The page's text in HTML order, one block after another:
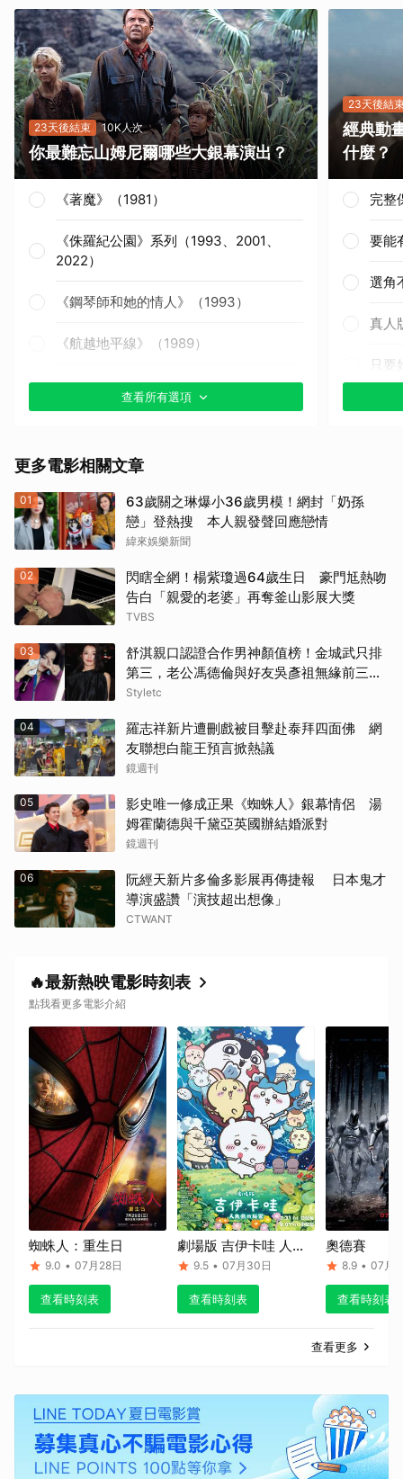
23天後結束 10K人次
你最難忘山姆尼爾哪些大銀幕演出？
《著魔》（1981）
《侏羅紀公園》系列（1993、2001、
2022）
《鋼琴師和她的情人》（1993）
《航越地平線》（1989）
《獵殺紅色十月》（1990）
《撕裂地平線》（1997）
《變人》（1999）
《鋼鐵墳墓》（2013）
《震盪效應》(2015)
《網住愛情》（2004）
其他（歡迎貼文分享）
查看所有選項
23天後結
經典動
什麼？
完整
要能
選角
真人
只要
更多電影相關文章
01
63歲關之琳爆小36歲男模！網封「奶孫
戀」登熱搜 本人親發聲回應戀情
緯來娛樂新聞
02
閃瞎全網！楊紫瓊過64歲生日 豪門尪熱吻
告白「親愛的老婆」再奪釜山影展大獎
TVBS
03
舒淇親口認證合作男神顏值榜！金城武只排
第三，老公馮德倫與好友吳彥祖無緣前三笑
翻網友
Styletc
04
羅志祥新片遭刪戲被目擊赴泰拜四面佛 網
友聯想白龍王預言掀熱議
鏡週刊
05
影史唯一修成正果《蜘蛛人》銀幕情侶 湯
姆霍蘭德與千黛亞英國辦結婚派對
鏡週刊
06
阮經天新片多倫多影展再傳捷報 日本鬼才
導演盛讚「演技超出想像」
CTWANT
🔥最新熱映電影時刻表
點我看更多電影介紹
蜘蛛人：重生日
9.0 • 07月28日
查看時刻表
劇場版 吉伊卡哇 人魚
島的秘密
9.5 • 07月30日
查看時刻表
奧德賽
8.9 • 07月
查看時刻表
查看更多